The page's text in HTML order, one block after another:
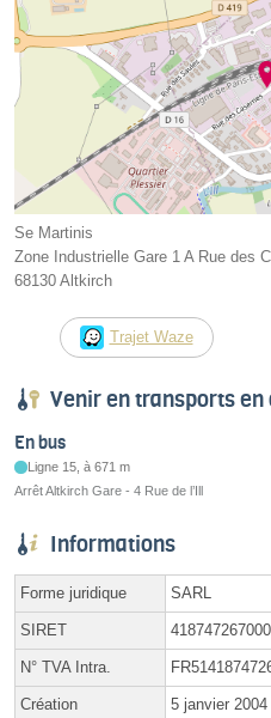
Se Martinis
Zone Industrielle Gare 1 A Rue des
68130 Altkirch
Trajet Waze
Venir en transports en
En bus
Ligne 15, à 671 m
Arrêt Altkirch Gare - 4 Rue de l’Ill
Informations
Forme juridique SARL
SIRET
N° TVA Intra.
Création 5 janvier 2004